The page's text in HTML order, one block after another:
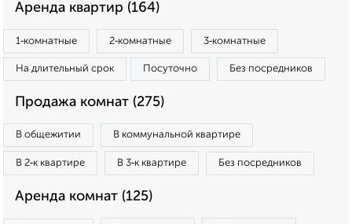
Аренда квартир (164)
1‑комнатные 2‑комнатные 3‑комнатные
На длительный срок Посуточно Без посредников
Продажа комнат (275)
В общежитии В коммунальной квартире
В 2‑к квартире В 3‑к квартире Без посредников
Аренда комнат (125)